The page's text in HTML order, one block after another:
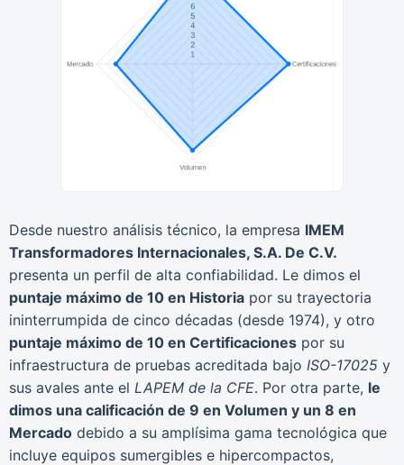
Desde nuestro análisis técnico, la empresa IMEM
Transformadores Internacionales, S.A. De C.V.
presenta un perfil de alta confiabilidad. Le dimos el
puntaje máximo de 10 en Historia por su trayectoria
ininterrumpida de cinco décadas (desde 1974), y otro
puntaje máximo de 10 en Certificaciones por su
infraestructura de pruebas acreditada bajo ISO-17025 y
sus avales ante el LAPEM de la CFE. Por otra parte, le
dimos una calificación de 9 en Volumen y un 8 en
Mercado debido a su amplísima gama tecnológica que
incluye equipos sumergibles e hipercompactos,